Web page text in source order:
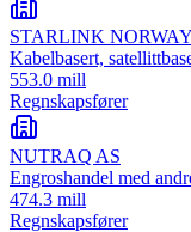
STARLINK
Kabelbasert,
553.0 mill
Regnskapsfører
NUTRAQ AS
Engroshandel med
474.3 mill
Regnskapsfører